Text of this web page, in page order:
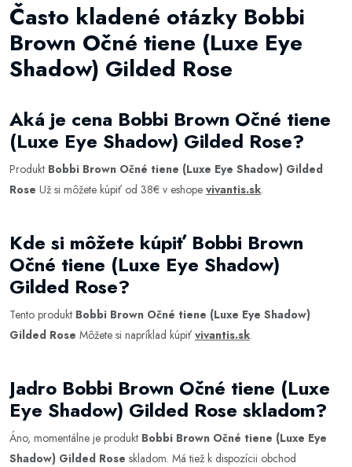
Často kladené otázky Bobbi
Brown Očné tiene (Luxe Eye
Shadow) Gilded Rose
Aká je cena Bobbi Brown Očné tiene
(Luxe Eye Shadow) Gilded Rose?
Produkt Bobbi Brown Očné tiene (Luxe Eye Shadow) Gilded
Rose Už si môžete kúpiť od 38€ v eshope vivantis.sk.
Kde si môžete kúpiť Bobbi Brown
Očné tiene (Luxe Eye Shadow)
Gilded Rose?
Tento produkt Bobbi Brown Očné tiene (Luxe Eye Shadow)
Gilded Rose Môžete si napríklad kúpiť vivantis.sk.
Jadro Bobbi Brown Očné tiene (Luxe
Eye Shadow) Gilded Rose skladom?
Áno, momentálne je produkt Bobbi Brown Očné tiene (Luxe Eye
Shadow) Gilded Rose skladom. Má tiež k dispozícii obchod